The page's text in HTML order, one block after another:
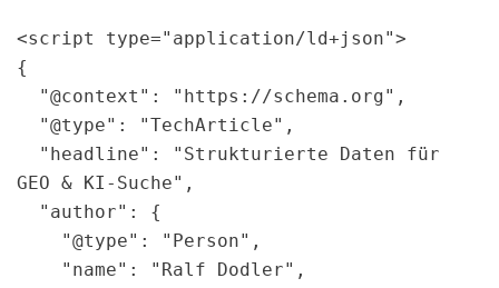
<script type="application/ld+json">
{
GEO & KI-Suche",